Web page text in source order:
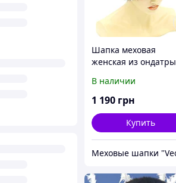
Шапка меховая
женская из ондатры
основе, черная с
песцом.
В наличии
1 190 грн
Купить